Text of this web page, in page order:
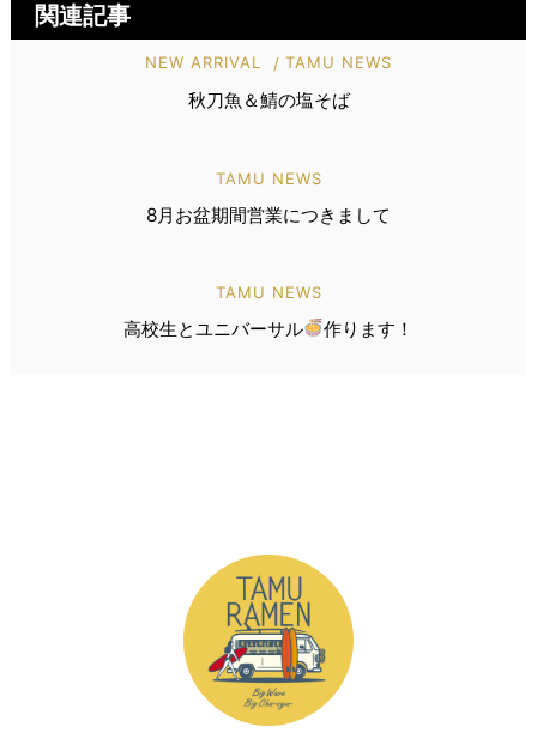
関連記事
NEW ARRIVAL TAMU NEWS
秋刀魚＆鯖の塩そば
TAMU NEWS
8月お盆期間営業につきまして
TAMU NEWS
高校生とユニバーサル 作ります！